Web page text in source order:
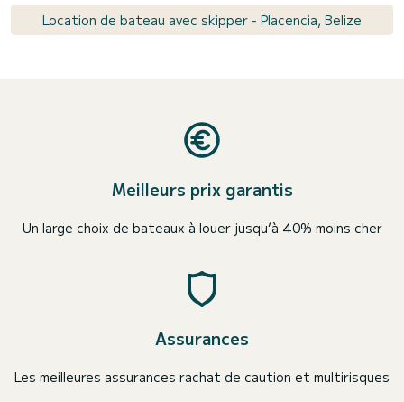
Location de bateau avec skipper - Placencia, Belize
Meilleurs prix garantis
Un large choix de bateaux à louer jusqu’à 40% moins cher
Assurances
Les meilleures assurances rachat de caution et multirisques